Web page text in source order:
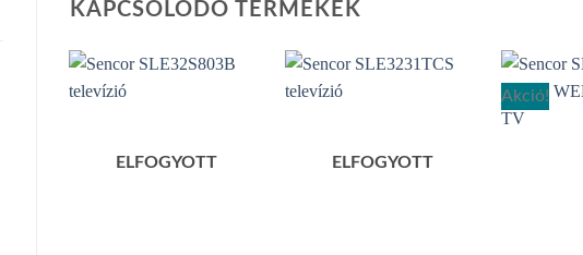
KAPCSOLÓDÓ TERMÉKEK
Add to
wishlist
ELFOGYOTT
Add to
wishlist
ELFOGYOTT
Akció!